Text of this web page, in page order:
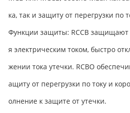
ка, так и защиту от перегрузки по
Функции защиты: RCCB защищают
я электрическим током, быстро
жении тока утечки. RCBO
ащиту от перегрузки по току и
олнение к защите от утечки.​